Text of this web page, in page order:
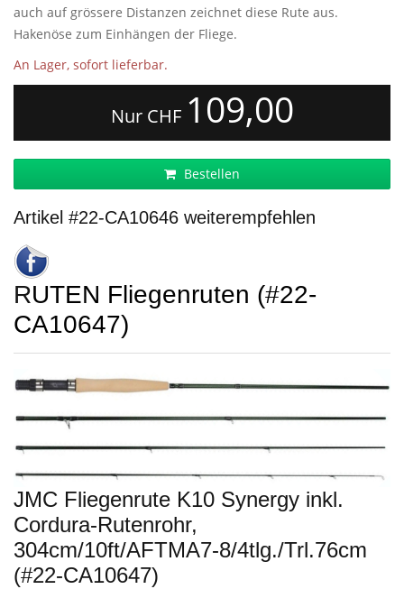
auch auf grössere Distanzen zeichnet diese Rute aus.
Hakenöse zum Einhängen der Fliege.
An Lager, sofort lieferbar.
Nur CHF 109,00
Bestellen
Artikel #22-CA10646 weiterempfehlen
RUTEN Fliegenruten (#22-
CA10647)
JMC Fliegenrute K10 Synergy inkl.
Cordura-Rutenrohr,
304cm/10ft/AFTMA7-8/4tlg./Trl.76cm
(#22-CA10647)